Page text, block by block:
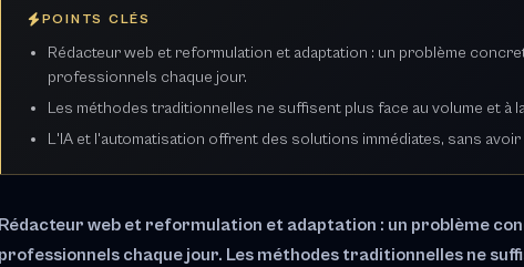
POINTS CLÉS
Rédacteur web et reformulation et adaptation : un problème
professionnels chaque jour.
Les méthodes traditionnelles ne suffisent plus face au volume et à
L'IA et l'automatisation offrent des solutions immédiates, sans
Rédacteur web et reformulation et adaptation : un problème
professionnels chaque jour. Les méthodes traditionnelles ne